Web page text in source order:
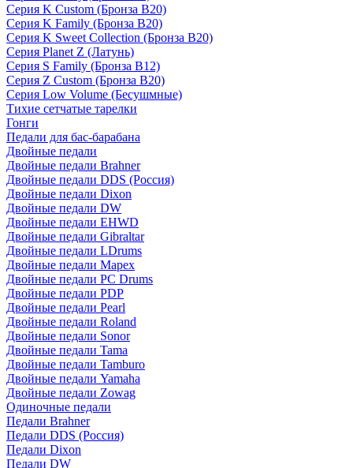
Серия K Custom (Бронза B20)
Серия K Family (Бронза B20)
Серия K Sweet Collection (Бронза B20)
Серия Planet Z (Латунь)
Серия S Family (Бронза B12)
Серия Z Custom (Бронза B20)
Серия Low Volume (Бесушмные)
Тихие сетчатые тарелки
Гонги
Педали для бас-барабана
Двойные педали
Двойные педали Brahner
Двойные педали DDS (Россия)
Двойные педали Dixon
Двойные педали DW
Двойные педали EHWD
Двойные педали Gibraltar
Двойные педали LDrums
Двойные педали Mapex
Двойные педали PC Drums
Двойные педали PDP
Двойные педали Pearl
Двойные педали Roland
Двойные педали Sonor
Двойные педали Tama
Двойные педали Tamburo
Двойные педали Yamaha
Двойные педали Zowag
Одиночные педали
Педали Brahner
Педали DDS (Россия)
Педали Dixon
Педали DW